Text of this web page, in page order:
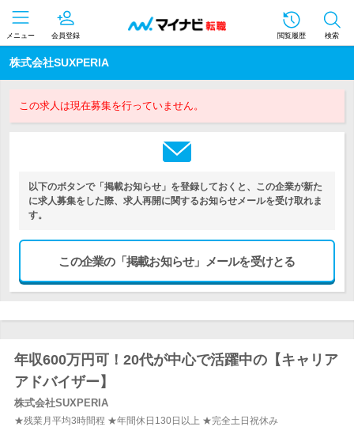
メニュー 会員登録 閲覧履歴 検索
株式会社SUXPERIA
この求人は現在募集を行っていません。
以下のボタンで「掲載お知らせ」を登録しておくと、この企業が新た
に求人募集をした際、求人再開に関するお知らせメールを受け取れま
す。
この企業の「掲載お知らせ」メールを受けとる
年収600万円可！20代が中心で活躍中の【キャリア
アドバイザー】
株式会社SUXPERIA
★残業月平均3時間程 ★年間休日130日以上 ★完全土日祝休み